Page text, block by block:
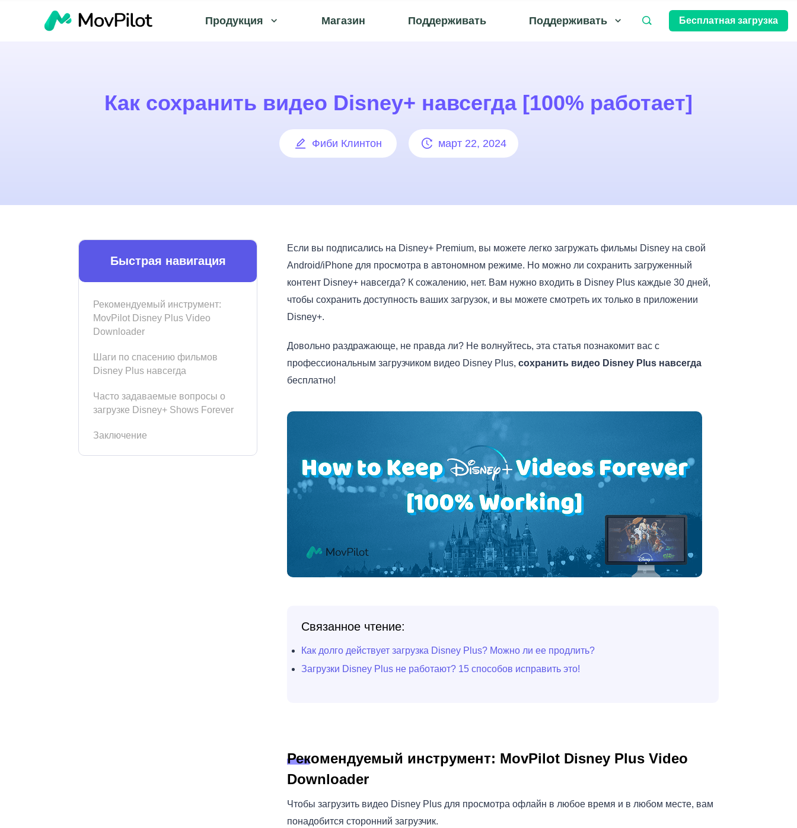
Продукция Магазин Поддерживать Поддерживать Бесплатная загрузка
Как сохранить видео Disney+ навсегда [100% работает]
Фиби Клинтон март 22, 2024
Быстрая навигация
Рекомендуемый инструмент:
MovPilot Disney Plus Video
Downloader
Шаги по спасению фильмов
Disney Plus навсегда
Часто задаваемые вопросы о
загрузке Disney+ Shows Forever
Заключение
Если вы подписались на Disney+ Premium, вы можете легко загружать фильмы Disney на свой
Android/iPhone для просмотра в автономном режиме. Но можно ли сохранить загруженный
контент Disney+ навсегда? К сожалению, нет. Вам нужно входить в Disney Plus каждые 30 дней,
чтобы сохранить доступность ваших загрузок, и вы можете смотреть их только в приложении
Disney+.
Довольно раздражающе, не правда ли? Не волнуйтесь, эта статья познакомит вас с
профессиональным загрузчиком видео Disney Plus, сохранить видео Disney Plus навсегда
бесплатно!
Связанное чтение:
Как долго действует загрузка Disney Plus? Можно ли ее продлить?
Загрузки Disney Plus не работают? 15 способов исправить это!
Рекомендуемый инструмент: MovPilot Disney Plus Video
Downloader
Чтобы загрузить видео Disney Plus для просмотра офлайн в любое время и в любом месте, вам
понадобится сторонний загрузчик.